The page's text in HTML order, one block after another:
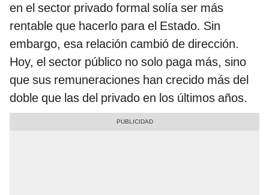
en el sector privado formal solía ser más
rentable que hacerlo para el Estado. Sin
embargo, esa relación cambió de dirección.
Hoy, el sector público no solo paga más, sino
que sus remuneraciones han crecido más del
doble que las del privado en los últimos años.